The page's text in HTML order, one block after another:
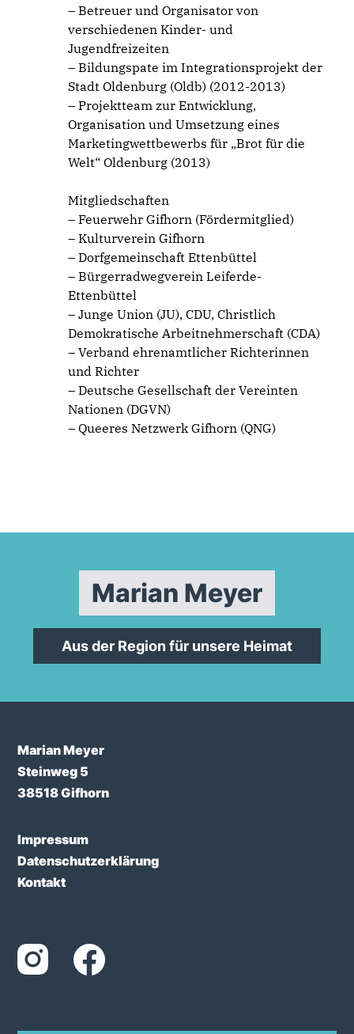
– Betreuer und Organisator von
verschiedenen Kinder- und
Jugendfreizeiten
– Bildungspate im Integrationsprojekt der
Stadt Oldenburg (Oldb) (2012-2013)
– Projektteam zur Entwicklung,
Organisation und Umsetzung eines
Marketingwettbewerbs für „Brot für die
Welt“ Oldenburg (2013)
Mitgliedschaften
– Feuerwehr Gifhorn (Fördermitglied)
– Kulturverein Gifhorn
– Dorfgemeinschaft Ettenbüttel
– Bürgerradwegverein Leiferde-
Ettenbüttel
– Junge Union (JU), CDU, Christlich
Demokratische Arbeitnehmerschaft (CDA)
– Verband ehrenamtlicher Richterinnen
und Richter
– Deutsche Gesellschaft der Vereinten
Nationen (DGVN)
– Queeres Netzwerk Gifhorn (QNG)
Marian Meyer
Aus der Region für unsere Heimat
Marian Meyer
Steinweg 5
38518 Gifhorn
Impressum
Datenschutzerklärung
Kontakt